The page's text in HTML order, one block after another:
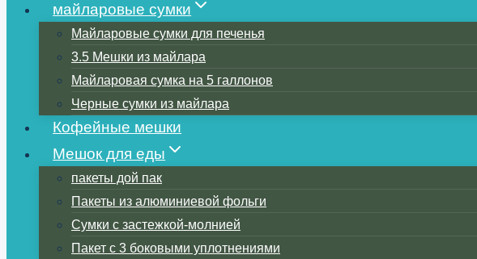
майларовые сумки
Майларовые сумки для печенья
3.5 Мешки из майлара
Майларовая сумка на 5 галлонов
Черные сумки из майлара
Кофейные мешки
Мешок для еды
пакеты дой пак
Пакеты из алюминиевой фольги
Сумки с застежкой-молнией
Пакет с 3 боковыми уплотнениями